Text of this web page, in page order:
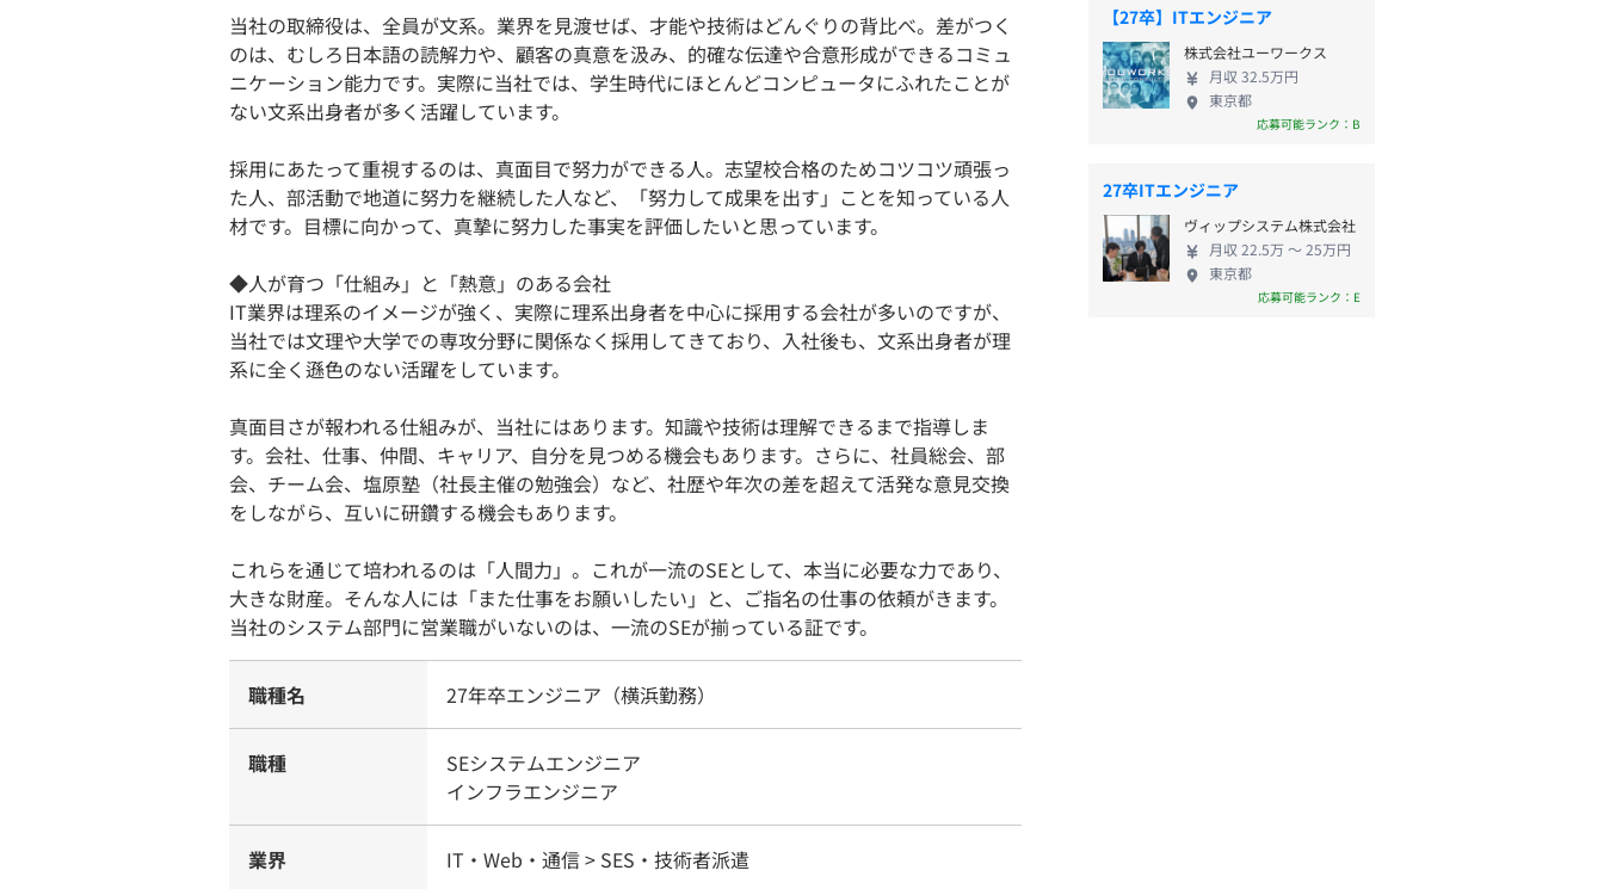
当社の取締役は、全員が文系。業界を見渡せば、才能や技術はどんぐりの背比べ。差がつく
のは、むしろ日本語の読解力や、顧客の真意を汲み、的確な伝達や合意形成ができるコミュ
ニケーション能力です。実際に当社では、学生時代にほとんどコンピュータにふれたことが
ない文系出身者が多く活躍しています。
採用にあたって重視するのは、真面目で努力ができる人。志望校合格のためコツコツ頑張っ
た人、部活動で地道に努力を継続した人など、「努力して成果を出す」ことを知っている人
材です。目標に向かって、真摯に努力した事実を評価したいと思っています。
◆人が育つ「仕組み」と「熱意」のある会社
IT業界は理系のイメージが強く、実際に理系出身者を中心に採用する会社が多いのですが、
当社では文理や大学での専攻分野に関係なく採用してきており、入社後も、文系出身者が理
系に全く遜色のない活躍をしています。
真面目さが報われる仕組みが、当社にはあります。知識や技術は理解できるまで指導しま
す。会社、仕事、仲間、キャリア、自分を見つめる機会もあります。さらに、社員総会、部
会、チーム会、塩原塾（社長主催の勉強会）など、社歴や年次の差を超えて活発な意見交換
をしながら、互いに研鑽する機会もあります。
これらを通じて培われるのは「人間力」。これが一流のSEとして、本当に必要な力であり、
大きな財産。そんな人には「また仕事をお願いしたい」と、ご指名の仕事の依頼がきます。
当社のシステム部門に営業職がいないのは、一流のSEが揃っている証です。
職種名 27年卒エンジニア（横浜勤務）
職種
SEシステムエンジニア
インフラエンジニア
業界 IT・Web・通信 > SES・技術者派遣
【27卒】ITエンジニア
株式会社ユーワークス
月収 32.5万円
東京都
応募可能ランク：B
27卒ITエンジニア
ヴィップシステム株式会社
月収 22.5万 〜 25万円
東京都
応募可能ランク：E